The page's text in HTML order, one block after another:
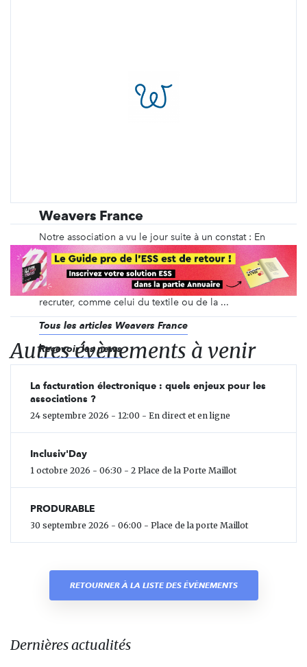
Weavers France
Notre association a vu le jour suite à un constat : En
plus du déracinement qu’elles vivent, les personnes
exilées subissent l’isolement, le manque de lien
avec les personnes locales et le déclassement
professionnel. Et alors que des secteurs peinent à
recruter, comme celui du textile ou de la ...
Tous les articles Weavers France
Recevoir les news
Autres évènements à venir
La facturation électronique : quels enjeux pour les
associations ?
24 septembre 2026 - 12:00 - En direct et en ligne
Inclusiv'Day
1 octobre 2026 - 06:30 - 2 Place de la Porte Maillot
PRODURABLE
30 septembre 2026 - 06:00 - Place de la porte Maillot
RETOURNER À LA LISTE DES ÉVÈNEMENTS
Dernières actualités